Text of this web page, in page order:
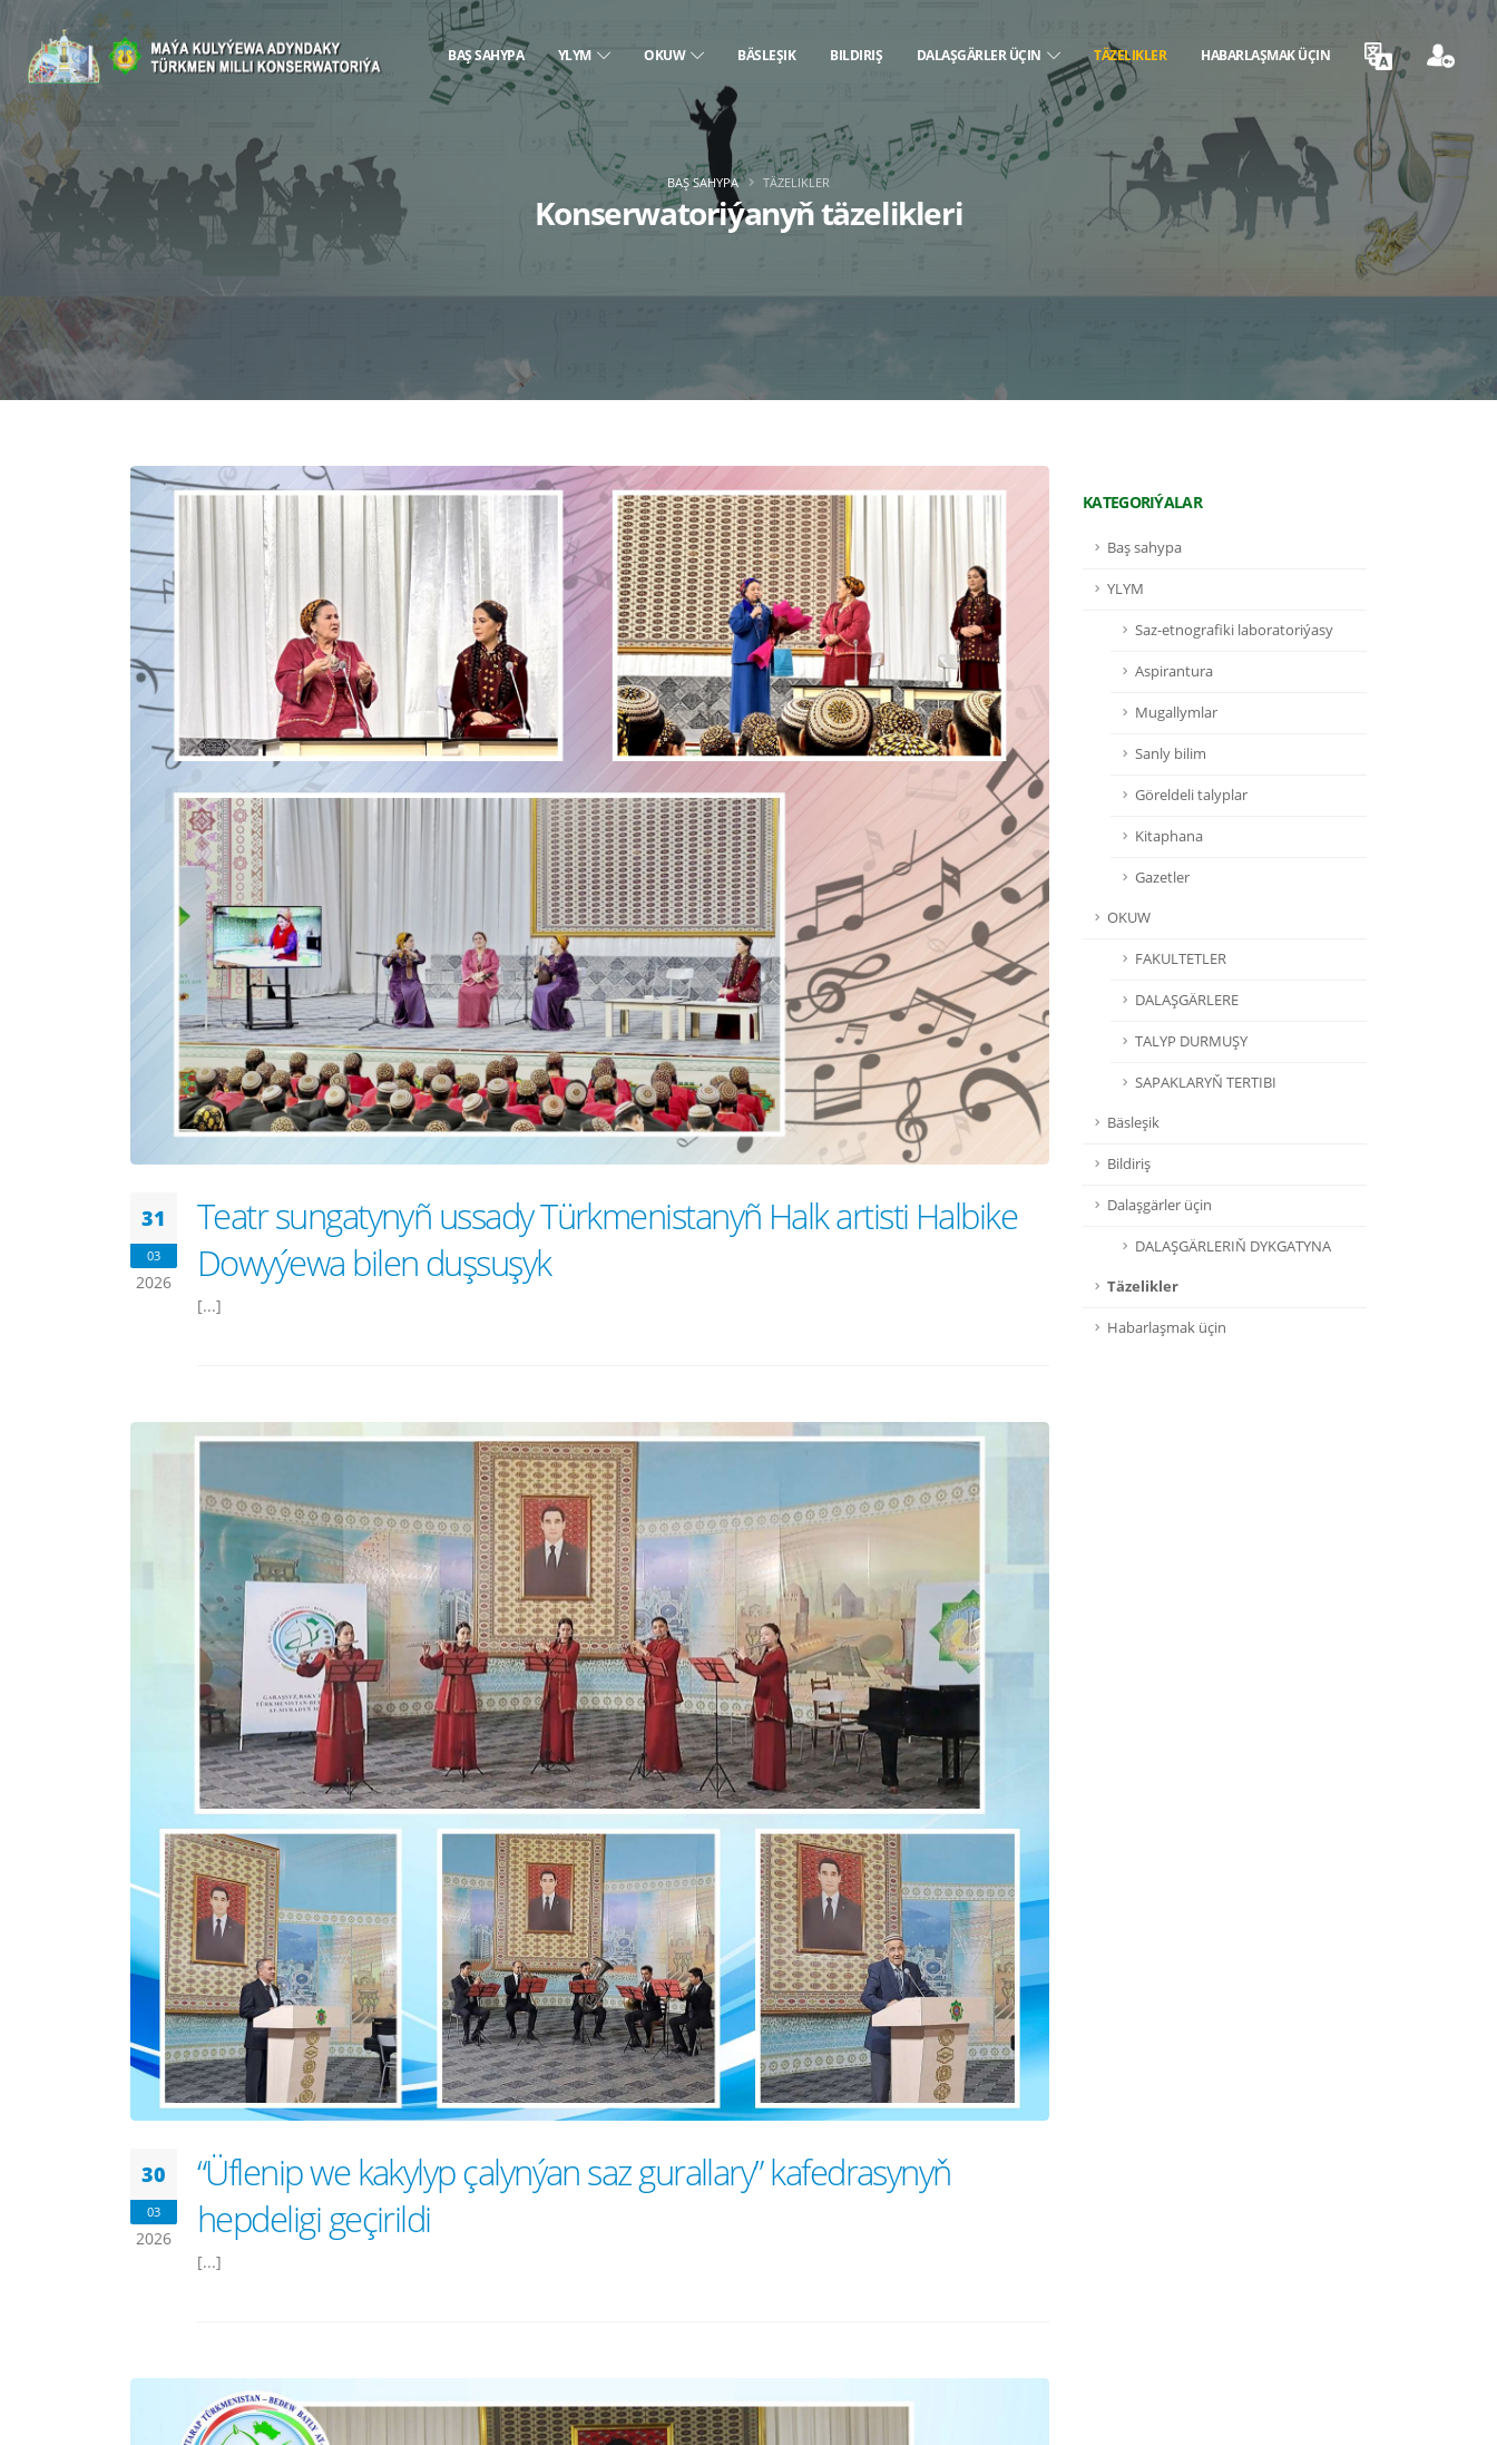
BAŞ SAHYPA YLYM OKUW BÄSLEŞIK BILDIRIŞ DALAŞGÄRLER ÜÇIN TÄZELIKLER HABARLAŞMAK ÜÇIN
Konserwatoriýanyň täzelikleri
BAŞ SAHYPA TÄZELIKLER
31
03
2026
Teatr sungatynyñ ussady Türkmenistanyñ Halk artisti Halbike
Dowyýewa bilen duşsuşyk
[...]
30
03
2026
“Üflenip we kakylyp çalynýan saz gurallary” kafedrasynyň
hepdeligi geçirildi
[...]
KATEGORIÝALAR
Baş sahypa
YLYM
Saz-etnografiki laboratoriýasy
Aspirantura
Mugallymlar
Sanly bilim
Göreldeli talyplar
Kitaphana
Gazetler
OKUW
FAKULTETLER
DALAŞGÄRLERE
TALYP DURMUŞY
SAPAKLARYŇ TERTIBI
Bäsleşik
Bildiriş
Dalaşgärler üçin
DALAŞGÄRLERIŇ DYKGATYNA
Täzelikler
Habarlaşmak üçin